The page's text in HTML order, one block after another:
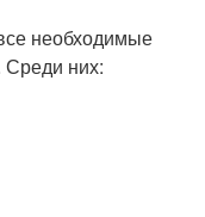
необходимые
них: